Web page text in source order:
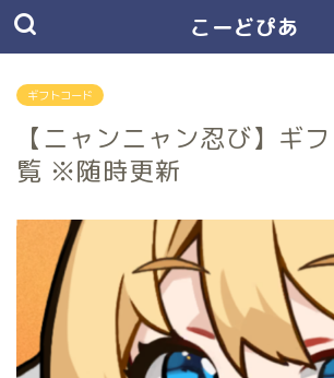
こーどぴあ
ギフトコード
【ニャンニャン忍び】ギ
覧 ※随時更新